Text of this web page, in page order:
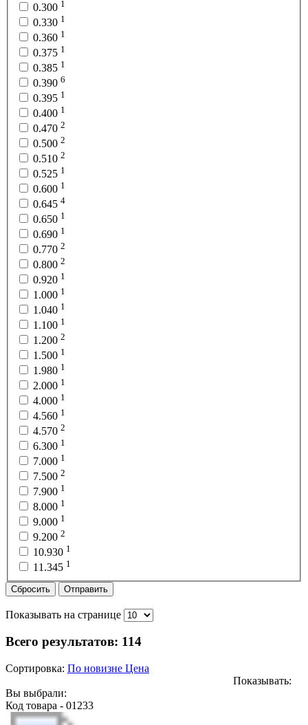
0.300 1
0.330 1
0.360 1
0.375 1
0.385 1
0.390 6
0.395 1
0.400 1
0.470 2
0.500 2
0.510 2
0.525 1
0.600 1
0.645 4
0.650 1
0.690 1
0.770 2
0.800 2
0.920 1
1.000 1
1.040 1
1.100 1
1.200 2
1.500 1
1.980 1
2.000 1
4.000 1
4.560 1
4.570 2
6.300 1
7.000 1
7.500 2
7.900 1
8.000 1
9.000 1
9.200 2
10.930 1
11.345 1
Сбросить Отправить
Показывать на странице
Всего результатов: 114
Сортировка: По новизне Цена
Показывать:
Вы выбрали:
Код товара - 01233